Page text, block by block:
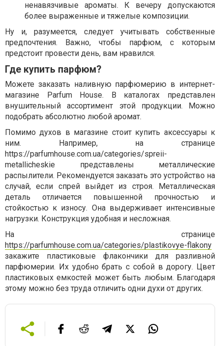
ненавязчивые ароматы. К вечеру допускаются
более выраженные и тяжелые композиции.
Ну и, разумеется, следует учитывать собственные
предпочтения. Важно, чтобы парфюм, с которым
предстоит провести день, вам нравился.
Где купить парфюм?
Можете заказать наливную парфюмерию в интернет-
магазине Parfum House. В каталогах представлен
внушительный ассортимент этой продукции. Можно
подобрать абсолютно любой аромат.
Помимо духов в магазине стоит купить аксессуары к
ним. Например, на странице
https://parfumhouse.com.ua/categories/spreii-
metallicheskie представлены металлические
распылители. Рекомендуется заказать это устройство на
случай, если спрей выйдет из строя. Металлическая
деталь отличается повышенной прочностью и
стойкостью к износу. Она выдерживает интенсивные
нагрузки. Конструкция удобная и несложная.
На странице
https://parfumhouse.com.ua/categories/plastikovye-flakony
закажите пластиковые флакончики для разливной
парфюмерии. Их удобно брать с собой в дорогу. Цвет
пластиковых емкостей может быть любым. Благодаря
этому можно без труда отличить одни духи от других.